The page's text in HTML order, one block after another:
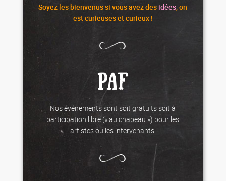
Soyez lesbienvenussi vous avez des idées, on
est curieuses et curieux !
PAF
Nos événements sont soit gratuits soit à
participation libre (« au chapeau ») pour les
artistes ou les intervenants.